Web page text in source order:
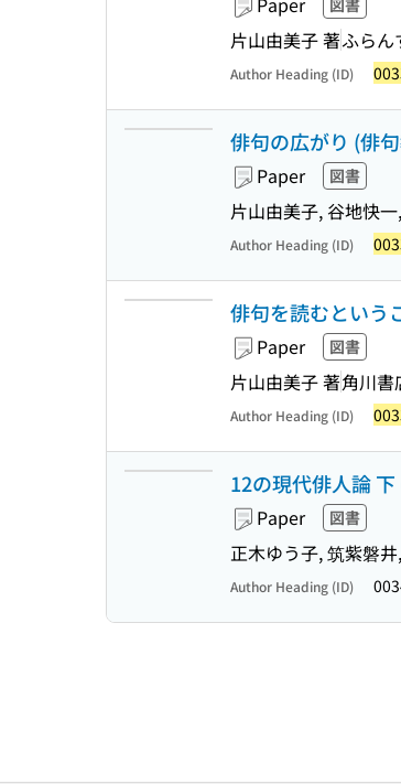
図書
片山由美子 著ふらん
Author Heading (ID)
俳句の広がり (俳
Paper 図書
片山由美子, 谷地快
Author Heading (ID)
俳句を読むという
Paper 図書
片山由美子 著角川書
Author Heading (ID)
12の現代俳人論
Paper 図書
正木ゆう子, 筑紫磐
Author Heading (ID)